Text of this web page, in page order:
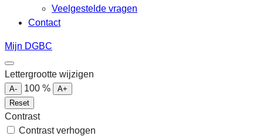
Veelgestelde vragen
Contact
Mijn DGBC
Lettergrootte wijzigen
A- 100 %
A+
Reset
Contrast
Contrast verhogen